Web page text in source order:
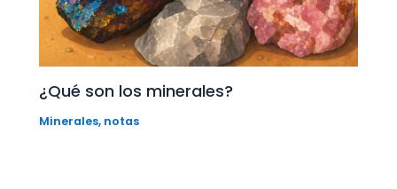
¿Qué son los minerales?
Minerales, notas